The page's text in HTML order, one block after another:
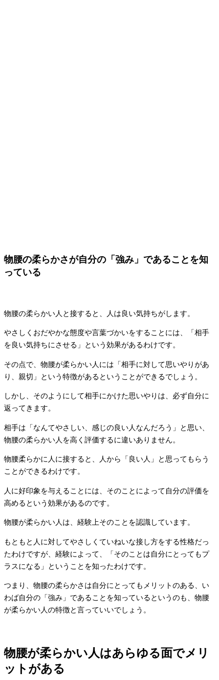
物腰の柔らかさが自分の「強み」であることを知
っている
物腰の柔らかい人と接すると、人は良い気持ちがします。
やさしくおだやかな態度や言葉づかいをすることには、「相手
を良い気持ちにさせる」という効果があるわけです。
その点で、物腰が柔らかい人には「相手に対して思いやりがあ
り、親切」という特徴があるということができるでしょう。
しかし、そのようにして相手にかけた思いやりは、必ず自分に
返ってきます。
相手は「なんてやさしい、感じの良い人なんだろう」と思い、
物腰の柔らかい人を高く評価するに違いありません。
物腰柔らかに人に接すると、人から「良い人」と思ってもらう
ことができるわけです。
人に好印象を与えることには、そのことによって自分の評価を
高めるという効果があるのです。
物腰が柔らかい人は、経験上そのことを認識しています。
もともと人に対してやさしくていねいな接し方をする性格だっ
たわけですが、経験によって、「そのことは自分にとってもプ
ラスになる」ということを知ったわけです。
つまり、物腰の柔らかさは自分にとってもメリットのある、い
わば自分の「強み」であることを知っているというのも、物腰
が柔らかい人の特徴と言っていいでしょう。
物腰が柔らかい人はあらゆる面でメリ
ットがある